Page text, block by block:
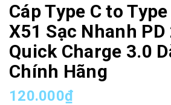
Cáp Type C to
X51 Sạc Nhanh PD
Quick Charge 3.0
Chính Hãng
120.000₫